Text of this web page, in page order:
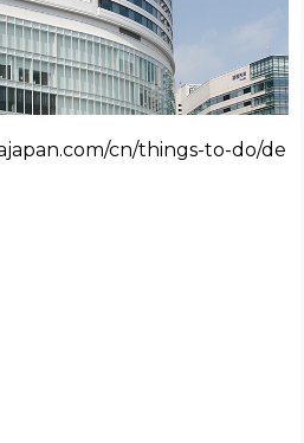
cn/things-to-do/de